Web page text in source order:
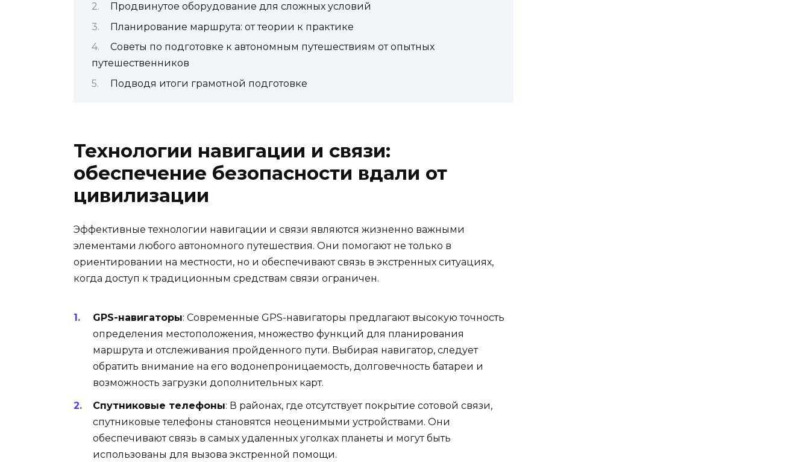
Продвинутое оборудование для сложных условий
Планирование маршрута: от теории к практике
Советы по подготовке к автономным путешествиям от опытных
путешественников
Подводя итоги грамотной подготовке
Технологии навигации и связи:
обеспечение безопасности вдали от
цивилизации
Эффективные технологии навигации и связи являются жизненно важными
элементами любого автономного путешествия. Они помогают не только в
ориентировании на местности, но и обеспечивают связь в экстренных ситуациях,
когда доступ к традиционным средствам связи ограничен.
GPS-навигаторы: Современные GPS-навигаторы предлагают высокую точность
определения местоположения, множество функций для планирования
маршрута и отслеживания пройденного пути. Выбирая навигатор, следует
обратить внимание на его водонепроницаемость, долговечность батареи и
возможность загрузки дополнительных карт.
Спутниковые телефоны: В районах, где отсутствует покрытие сотовой связи,
спутниковые телефоны становятся неоценимыми устройствами. Они
обеспечивают связь в самых удаленных уголках планеты и могут быть
использованы для вызова экстренной помощи.